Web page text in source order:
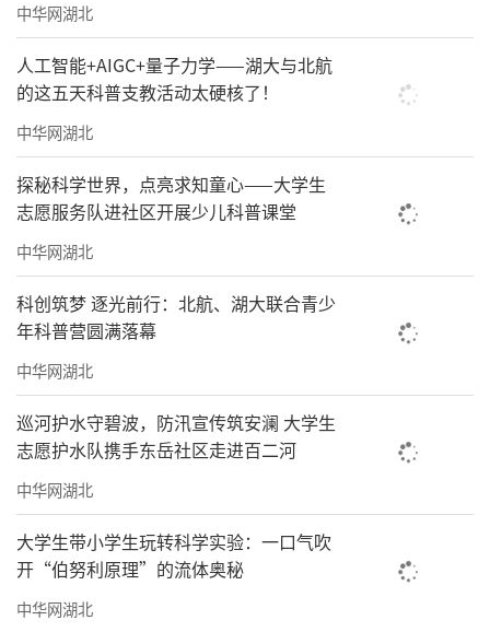
中华网湖北
人工智能+AIGC+量子力学——湖大与北航
的这五天科普支教活动太硬核了！
中华网湖北
探秘科学世界，点亮求知童心——大学生
志愿服务队进社区开展少儿科普课堂
中华网湖北
科创筑梦 逐光前行：北航、湖大联合青少
年科普营圆满落幕
中华网湖北
巡河护水守碧波，防汛宣传筑安澜 大学生
志愿护水队携手东岳社区走进百二河
中华网湖北
大学生带小学生玩转科学实验：一口气吹
开“伯努利原理”的流体奥秘
中华网湖北